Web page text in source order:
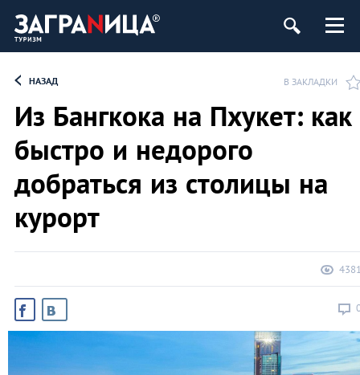
НАЗАД В ЗАКЛАДКИ
Из Бангкока на Пхукет: как
быстро и недорого
добраться из столицы на
курорт